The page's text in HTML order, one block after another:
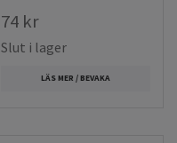
74 kr
Slut i lager
LÄS MER / BEVAKA